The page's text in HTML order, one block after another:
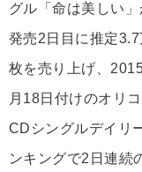
グル「命は美しい」
発売2日目に推定3.7
枚を売り上げ、
月18日付けのオリ
CDシングルデイリ
ンキングで2日連続